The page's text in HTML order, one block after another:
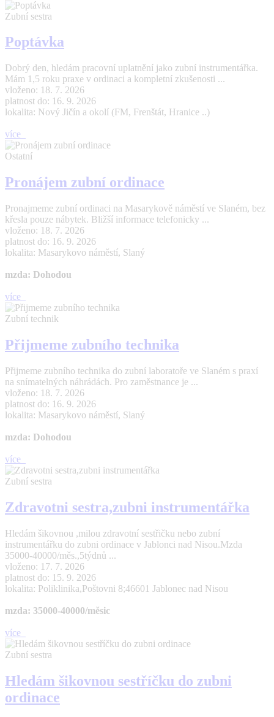
Zubní sestra
Poptávka
Dobrý den, hledám pracovní uplatnění jako zubní instrumentářka.
Mám 1,5 roku praxe v ordinaci a kompletní zkušenosti ...
vloženo: 18. 7. 2026
platnost do: 16. 9. 2026
lokalita: Nový Jičín a okolí (FM, Frenštát, Hranice ..)
více
Ostatní
Pronájem zubní ordinace
Pronajmeme zubní ordinaci na Masarykově náměstí ve Slaném, bez
křesla pouze nábytek. Bližší informace telefonicky ...
vloženo: 18. 7. 2026
platnost do: 16. 9. 2026
lokalita: Masarykovo náměstí, Slaný
mzda: Dohodou
více
Zubní technik
Přijmeme zubního technika
Přijmeme zubního technika do zubní laboratoře ve Slaném s praxí
na snímatelných náhrádách. Pro zaměstnance je ...
vloženo: 18. 7. 2026
platnost do: 16. 9. 2026
lokalita: Masarykovo náměstí, Slaný
mzda: Dohodou
více
Zubní sestra
Zdravotni sestra,zubni instrumentářka
Hledám šikovnou ,milou zdravotní sestřičku nebo zubní
instrumentářku do zubni ordinace v Jablonci nad Nisou.Mzda
35000-40000/měs.,5týdnů ...
vloženo: 17. 7. 2026
platnost do: 15. 9. 2026
lokalita: Poliklinika,Poštovni 8;46601 Jablonec nad Nisou
mzda: 35000-40000/měsic
více
Zubní sestra
Hledám šikovnou sestříčku do zubni
ordinace